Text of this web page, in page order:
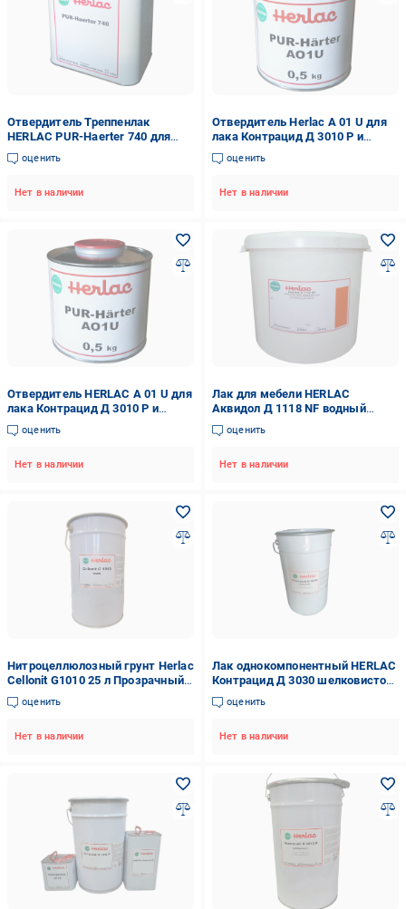
Отвердитель Треппенлак
HERLAC PUR-Haerter 740 для
лака для ступеней 2,5 л
оценить
Нет в наличии
Отвердитель Herlac A 01 U для
лака Контрацид Д 3010 P и
эмали Контрацид Д 3011 0,5 л
оценить
Нет в наличии
Отвердитель HERLAC A 01 U для
лака Контрацид Д 3010 P и
эмали Контрацид Д 3011 0,5 кг
оценить
Нет в наличии
Лак для мебели HERLAC
Аквидол Д 1118 NF водный
шелковисто-матовый 10 кг
оценить
Нет в наличии
Нитроцеллюлозный грунт Herlac
Cellonit G1010 25 л Прозрачный
(G1010-25)
оценить
Нет в наличии
Лак однокомпонентный HERLAC
Контрацид Д 3030 шелковисто-
матовый полиуретановый для
мебели 25 л
оценить
Нет в наличии